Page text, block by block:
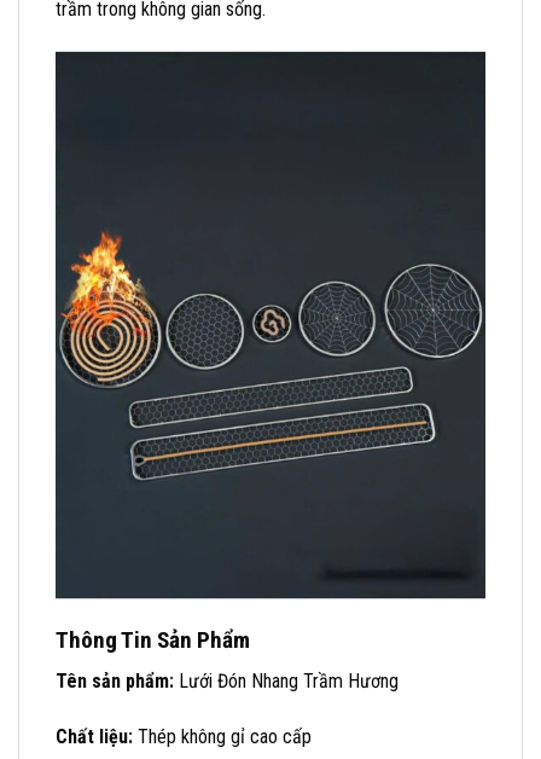
trầm trong không gian sống.
Thông Tin Sản Phẩm
Tên sản phẩm: Lưới Đón Nhang Trầm Hương
Chất liệu: Thép không gỉ cao cấp